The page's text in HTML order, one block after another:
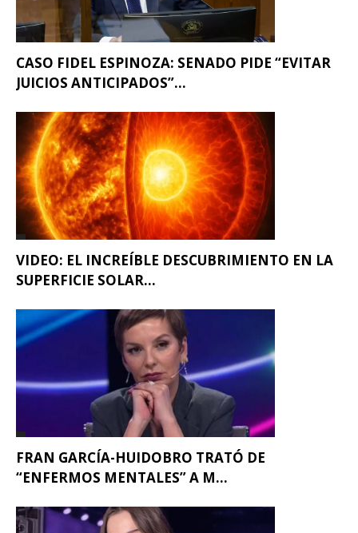
CASO FIDEL ESPINOZA: SENADO PIDE “EVITAR
JUICIOS ANTICIPADOS”...
VIDEO: EL INCREÍBLE DESCUBRIMIENTO EN LA
SUPERFICIE SOLAR...
FRAN GARCÍA-HUIDOBRO TRATÓ DE
“ENFERMOS MENTALES” A M...